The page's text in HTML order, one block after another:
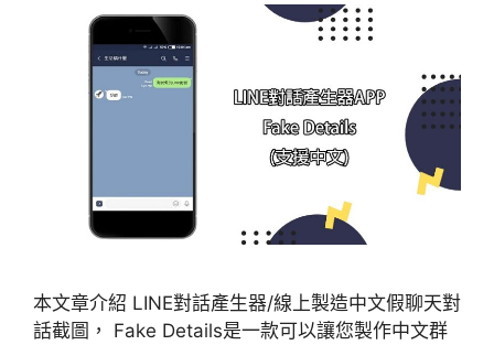
本文章介紹 LINE對話產生器/線上製造中文假聊天對
話截圖， Fake Details是一款可以讓您製作中文群